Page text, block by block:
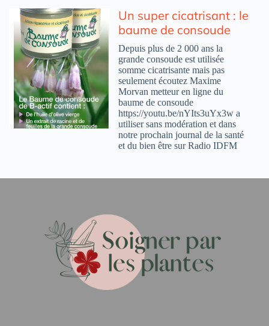
Un super cicatrisant : le
baume de consoude
Depuis plus de 2 000 ans la
grande consoude est utilisée
somme cicatrisante mais pas
seulement écoutez Maxime
Morvan metteur en ligne du
baume de consoude
https://youtu.be/nYIts3uYx3w a
utiliser sans modération et dans
notre prochain journal de la santé
et du bien être sur Radio IDFM